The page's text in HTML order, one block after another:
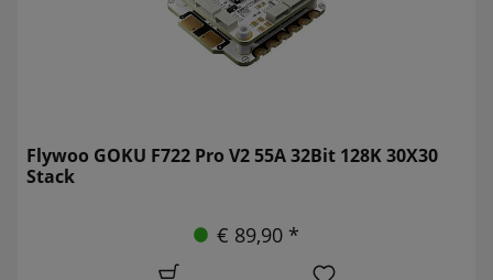
Flywoo GOKU F722 Pro V2 55A 32Bit 128K 30X30
Stack
€ 89,90 *